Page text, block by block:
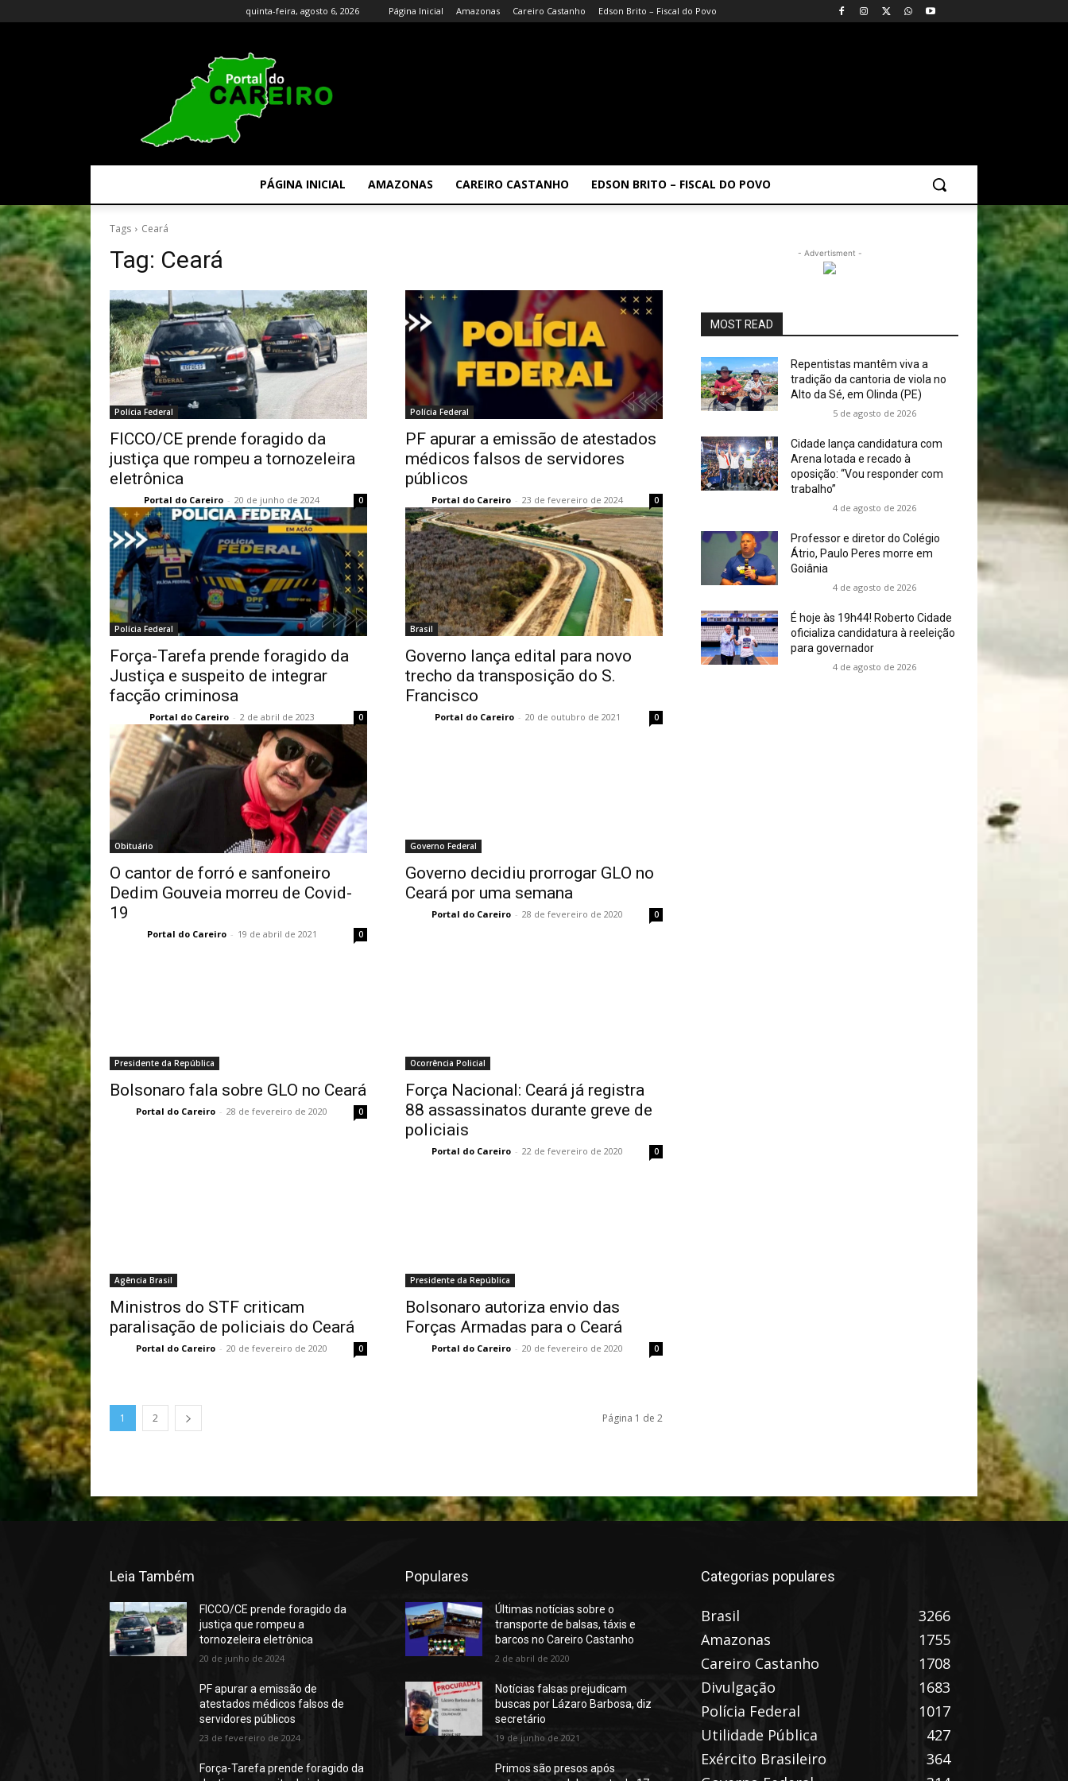
quinta-feira, agosto 6, 2026 Página Inicial Amazonas Careiro Castanho Edson Brito – Fiscal do Povo
PÁGINA INICIAL AMAZONAS CAREIRO CASTANHO EDSON BRITO – FISCAL DO POVO
Tags Ceará
Tag: Ceará
Polícia Federal
FICCO/CE prende foragido da
justiça que rompeu a tornozeleira
eletrônica
Portal do Careiro - 20 de junho de 2024 0
Polícia Federal
PF apurar a emissão de atestados
médicos falsos de servidores
públicos
Portal do Careiro - 23 de fevereiro de 2024 0
Polícia Federal
Força-Tarefa prende foragido da
Justiça e suspeito de integrar
facção criminosa
Portal do Careiro - 2 de abril de 2023 0
Brasil
Governo lança edital para novo
trecho da transposição do S.
Francisco
Portal do Careiro - 20 de outubro de 2021 0
Obituário
O cantor de forró e sanfoneiro
Dedim Gouveia morreu de Covid-
19
Portal do Careiro - 19 de abril de 2021 0
Governo Federal
Governo decidiu prorrogar GLO no
Ceará por uma semana
Portal do Careiro - 28 de fevereiro de 2020 0
Presidente da República
Bolsonaro fala sobre GLO no Ceará
Portal do Careiro - 28 de fevereiro de 2020 0
Ocorrência Policial
Força Nacional: Ceará já registra
88 assassinatos durante greve de
policiais
Portal do Careiro - 22 de fevereiro de 2020 0
Agência Brasil
Ministros do STF criticam
paralisação de policiais do Ceará
Portal do Careiro - 20 de fevereiro de 2020 0
Presidente da República
Bolsonaro autoriza envio das
Forças Armadas para o Ceará
Portal do Careiro - 20 de fevereiro de 2020 0
1 2 Página 1 de 2
- Advertisment -
MOST READ
Repentistas mantêm viva a
tradição da cantoria de viola no
Alto da Sé, em Olinda (PE)
5 de agosto de 2026
Cidade lança candidatura com
Arena lotada e recado à
oposição: “Vou responder com
trabalho”
4 de agosto de 2026
Professor e diretor do Colégio
Átrio, Paulo Peres morre em
Goiânia
4 de agosto de 2026
É hoje às 19h44! Roberto Cidade
oficializa candidatura à reeleição
para governador
4 de agosto de 2026
Leia Também
FICCO/CE prende foragido da
justiça que rompeu a
tornozeleira eletrônica
20 de junho de 2024
PF apurar a emissão de
atestados médicos falsos de
servidores públicos
23 de fevereiro de 2024
Força-Tarefa prende foragido da
Populares
Últimas notícias sobre o
transporte de balsas, táxis e
barcos no Careiro Castanho
2 de abril de 2020
Notícias falsas prejudicam
buscas por Lázaro Barbosa, diz
secretário
19 de junho de 2021
Primos são presos após
Categorias populares
Brasil
3266
Amazonas
1755
Careiro Castanho
1708
Divulgação
1683
Polícia Federal
1017
Utilidade Pública
427
Exército Brasileiro
364